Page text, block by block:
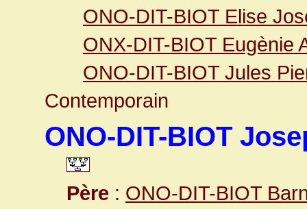
ONO-DIT-BIOT Elise
ONX-DIT-BIOT Eugènie
ONO-DIT-BIOT Jules
Contemporain
ONO-DIT-BIOT
Père : ONO-DIT-BIOT